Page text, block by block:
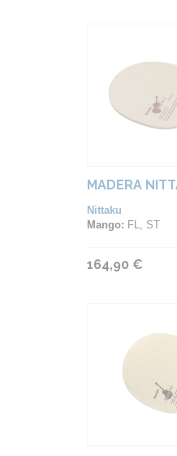
MADERA
Nittaku
Mango: FL, ST
164,90 €